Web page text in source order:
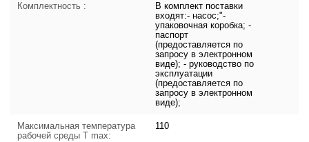
Комплектность :
В комплект поставки
входят:- насос;"-
упаковочная коробка; -
паспорт
(предоставляется по
запросу в электронном
виде); - руководство по
эксплуатации
(предоставляется по
запросу в электронном
виде);
Максимальная температура
рабочей среды T max:
110